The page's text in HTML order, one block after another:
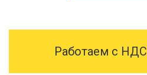
Работаем с НДС